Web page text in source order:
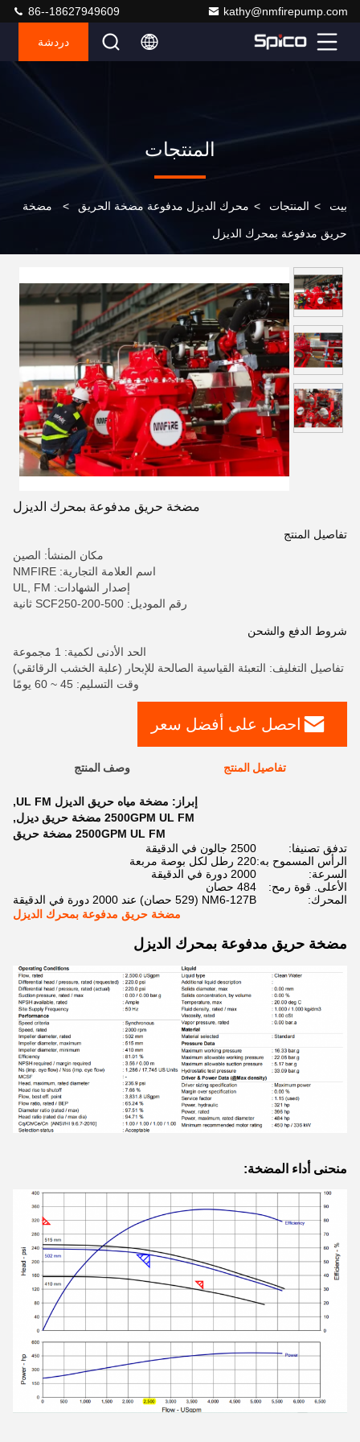
kathy@nmfirepump.com
86--18627949609
دردشة
المنتجات
بيت > المنتجات > محرك الديزل مدفوعة مضخة الحريق > مضخة
حريق مدفوعة بمحرك الديزل
مضخة حريق مدفوعة بمحرك الديزل
تفاصيل المنتج
مكان المنشأ: الصين
اسم العلامة التجارية: NMFIRE
إصدار الشهادات: UL, FM
رقم الموديل: SCF250-200-500 ثانية
شروط الدفع والشحن
الحد الأدنى لكمية: 1 مجموعة
تفاصيل التغليف: التعبئة القياسية الصالحة للإبحار (علبة الخشب الرقائقي)
وقت التسليم: 45 ~ 60 يومًا
احصل على أفضل سعر
تفاصيل المنتج وصف المنتج
إبراز: مضخة مياه حريق الديزل UL FM
,
2500GPM UL FM مضخة حريق ديزل
,
2500GPM UL FM مضخة حريق
تدفق تصنيفا:
2500 جالون في الدقيقة
الرأس المسموح به:220 رطل لكل بوصة مربعة
السرعة:
2000 دورة في الدقيقة
الأعلى. قوة رمح:
484 حصان
المحرك:
NM6-127B (529 حصان) عند 2000 دورة في الدقيقة
مضخة حريق مدفوعة بمحرك الديزل
مضخة حريق مدفوعة بمحرك الديزل
منحنى أداء المضخة: